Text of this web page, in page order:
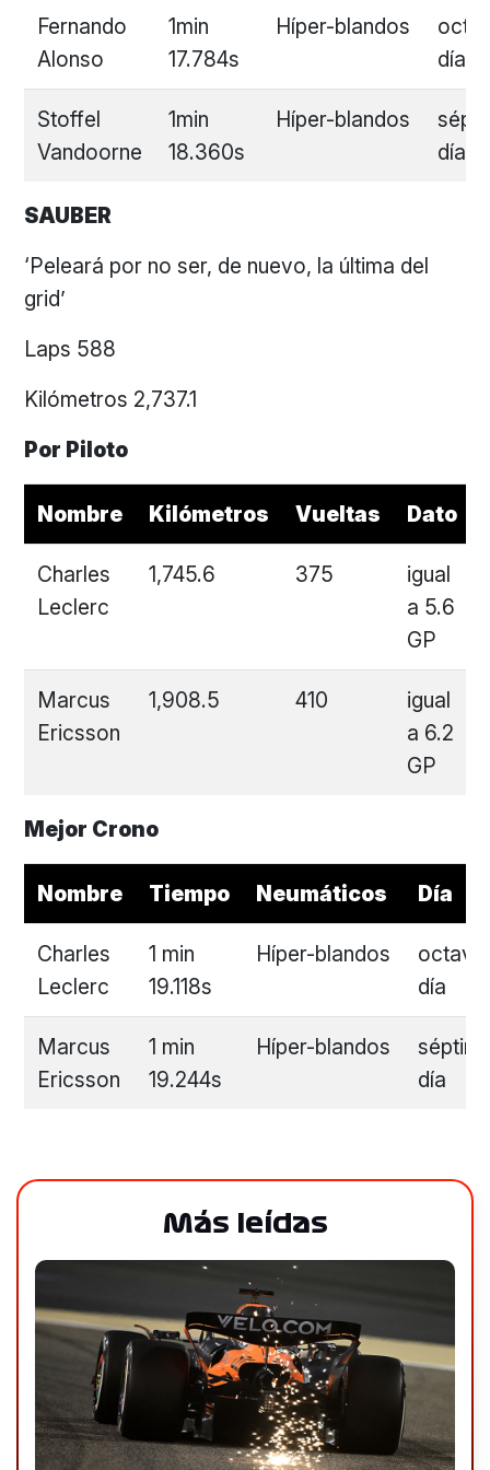
Fernando
Alonso
1min
17.784s
Híper-blandos
día
Stoffel
Vandoorne
1min
18.360s
Híper-blandos
día
SAUBER
‘Peleará por no ser, de nuevo, la última del
grid’
Laps 588
Kilómetros 2,737.1
Por Piloto
Nombre Kilómetros Vueltas Dato
Charles
Leclerc
1,745.6 375
igual
a 5.6
GP
Marcus
Ericsson
1,908.5 410
igual
a 6.2
GP
Mejor Crono
Nombre Tiempo Neumáticos Día
Charles
Leclerc
1 min
19.118s
Híper-blandos
octavo
día
Marcus
Ericsson
1 min
19.244s
Híper-blandos
día
Más leídas